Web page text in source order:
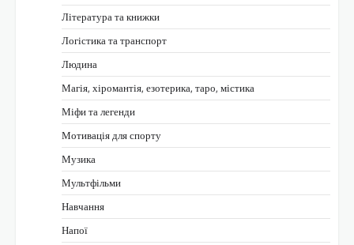
Література та книжки
Логістика та транспорт
Людина
Магія, хіромантія, езотерика, таро, містика
Міфи та легенди
Мотивація для спорту
Музика
Мультфільми
Навчання
Напої